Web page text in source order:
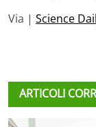
Via | Science
ARTICOLI